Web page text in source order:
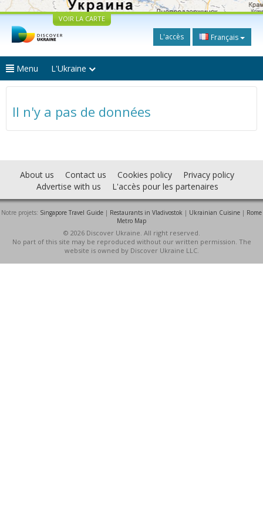
VOIR LA CARTE
L'accès Français
Menu L'Ukraine
Il n'y a pas de données
About us Contact us Cookies policy
Privacy policy
Advertise with us
L'accès pour les partenaires
Notre projets: Singapore Travel Guide | Restaurants in Vladivostok | Ukrainian Cuisine | Rome
Metro Map
© 2026 Discover Ukraine. All right reserved.
No part of this site may be reproduced without our written permission. The
website is owned by Discover Ukraine LLC.